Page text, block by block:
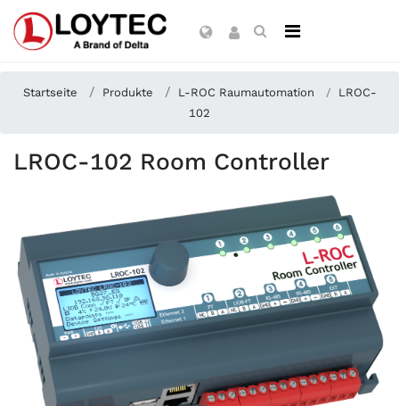
Startseite Produkte L-ROC Raumautomation
LROC-
102
LROC-102 Room Controller